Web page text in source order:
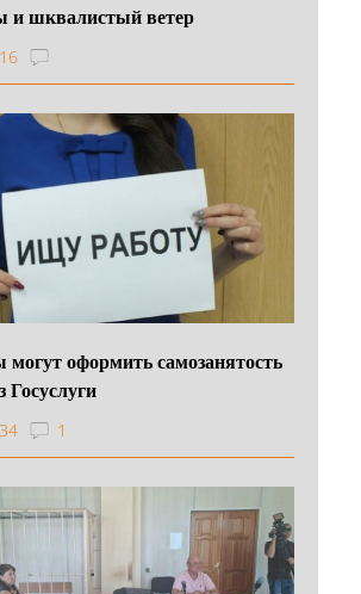
и шквалистый ветер
оформить самозанятость
Госуслуги
1